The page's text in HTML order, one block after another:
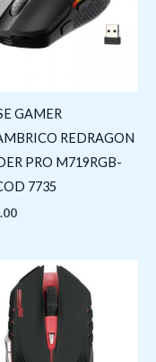
GAMER
REDRAGON
PRO M719RGB-
7735